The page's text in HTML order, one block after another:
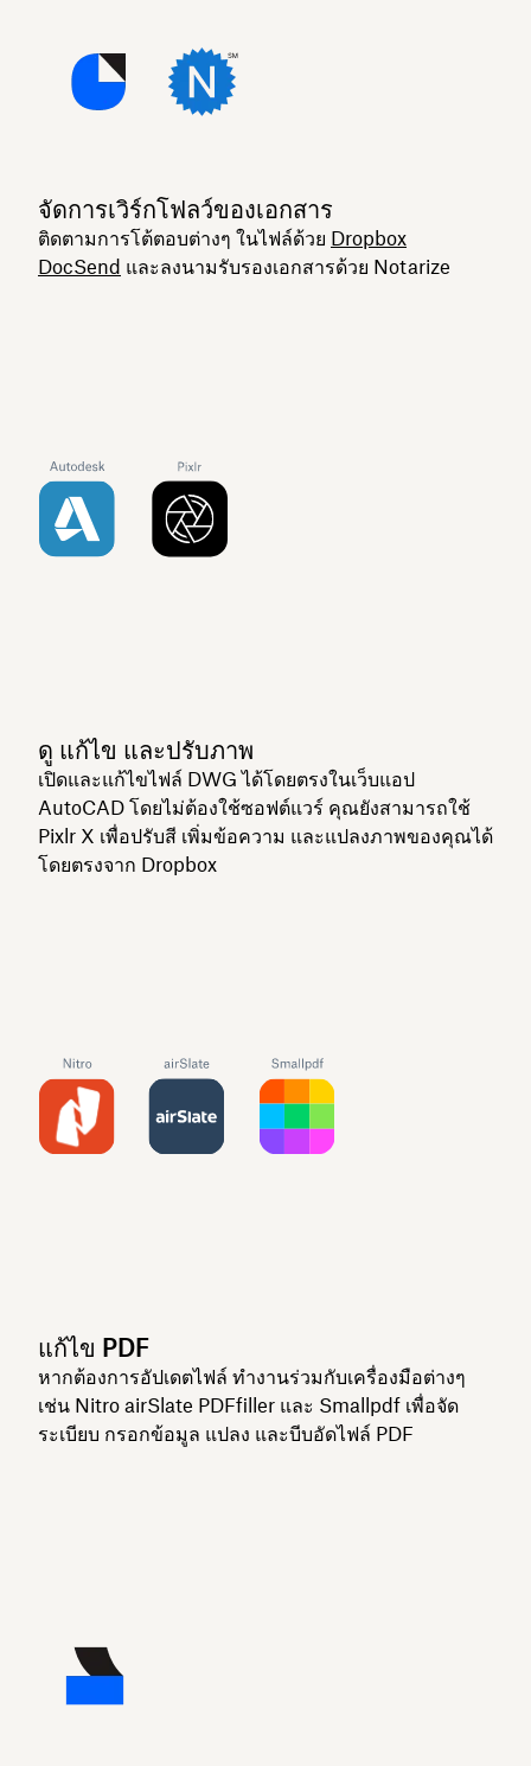
จัดการเวิร์กโฟลว์ของเอกสาร
ติดตามการโต้ตอบต่างๆ ในไฟล์ด้วย Dropbox
DocSend และลงนามรับรองเอกสารด้วย Notarize
ดู แก้ไข และปรับภาพ
เปิดและแก้ไขไฟล์ DWG ได้โดยตรงในเว็บแอป
AutoCAD โดยไม่ต้องใช้ซอฟต์แวร์ คุณยังสามารถใช้
Pixlr X เพื่อปรับสี เพิ่มข้อความ และแปลงภาพของคุณได้
โดยตรงจาก Dropbox
แก้ไข PDF
หากต้องการอัปเดตไฟล์ ทำงานร่วมกับเครื่องมือต่างๆ
เช่น Nitro airSlate PDFfiller และ Smallpdf เพื่อจัด
ระเบียบ กรอกข้อมูล แปลง และบีบอัดไฟล์ PDF